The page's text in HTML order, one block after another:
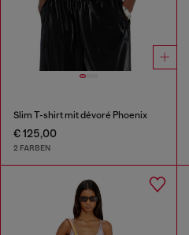
Slim T-shirt mit dévoré Phoenix
€ 125,00
2 FARBEN